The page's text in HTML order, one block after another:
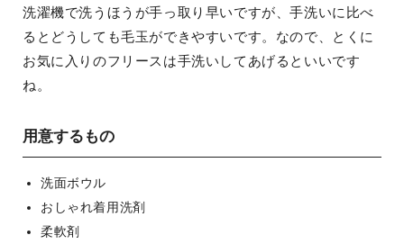
洗濯機で洗うほうが手っ取り早いですが、手洗いに比べ
るとどうしても毛玉ができやすいです。なので、とくに
お気に入りのフリースは手洗いしてあげるといいです
ね。
用意するもの
洗面ボウル
おしゃれ着用洗剤
柔軟剤